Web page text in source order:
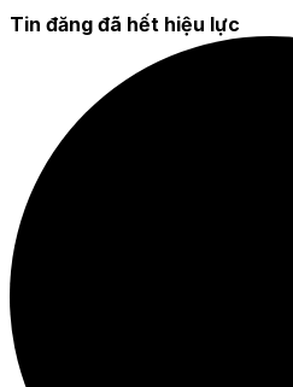
Tin đăng đã hết hiệu lực